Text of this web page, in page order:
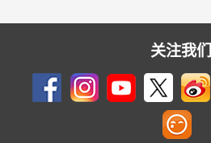
关注我们